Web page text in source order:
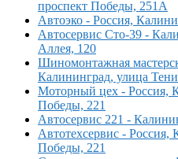
проспект Победы, 251А
Автоэко - Россия,
Автосервис Сто-39 -
Аллея, 120
Шиномонтажная
Калининград, улица
Моторный цех - Россия,
Победы, 221
Автосервис 221 -
Автотехсервис - Россия,
Победы, 221